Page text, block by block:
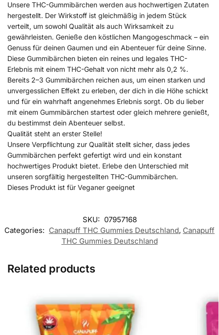
Unsere THC-Gummibärchen werden aus hochwertigen Zutaten
hergestellt. Der Wirkstoff ist gleichmäßig in jedem Stück
verteilt, um sowohl Qualität als auch Wirksamkeit zu
gewährleisten. Genieße den köstlichen Mangogeschmack – ein
Genuss für deinen Gaumen und ein Abenteuer für deine Sinne.
Diese Gummibärchen bieten ein reines und legales THC-
Erlebnis mit einem THC-Gehalt von nicht mehr als 0,2 %.
Bereits 2–3 Gummibärchen reichen aus, um einen starken und
unvergesslichen Effekt zu erleben, der dich in die Höhe schickt
und für ein wahrhaft angenehmes Erlebnis sorgt. Ob du lieber
mit einem Gummibärchen startest oder gleich mehrere genießt,
du bestimmst dein Abenteuer selbst.
Qualität steht an erster Stelle!
Unsere Verpflichtung zur Qualität stellt sicher, dass jedes
Gummibärchen perfekt gefertigt wird und ein konstant
hochwertiges Produkt bietet. Erlebe den Unterschied mit
unseren sorgfältig hergestellten THC-Gummibärchen.
Dieses Produkt ist für Veganer geeignet
SKU: 07957168
Categories: Canapuff THC Gummies​ Deutschland, Canapuff
THC Gummies​ Deutschland
Related products